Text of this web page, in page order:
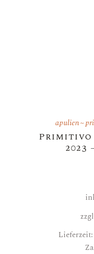
apulien
Primitivo
2023